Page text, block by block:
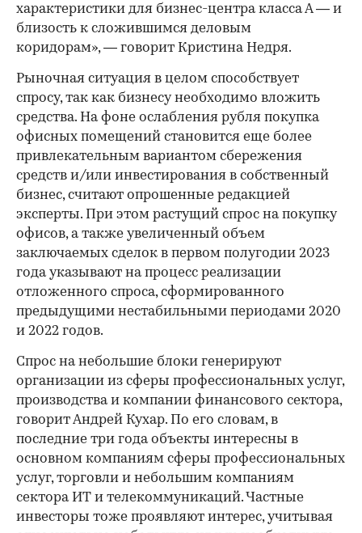
характеристики для бизнес-центра класса А — и
близость к сложившимся деловым
коридорам», — говорит Кристина Недря.
Рыночная ситуация в целом способствует
спросу, так как бизнесу необходимо вложить
средства. На фоне ослабления рубля покупка
офисных помещений становится еще более
привлекательным вариантом сбережения
средств и/или инвестирования в собственный
бизнес, считают опрошенные редакцией
эксперты. При этом растущий спрос на покупку
офисов, а также увеличенный объем
заключаемых сделок в первом полугодии 2023
года указывают на процесс реализации
отложенного спроса, сформированного
предыдущими нестабильными периодами 2020
и 2022 годов.
Спрос на небольшие блоки генерируют
организации из сферы профессиональных услуг,
производства и компании финансового сектора,
говорит Андрей Кухар. По его словам, в
последние три года объекты интересны в
основном компаниям сферы профессиональных
услуг, торговли и небольшим компаниям
сектора ИТ и телекоммуникаций. Частные
инвесторы тоже проявляют интерес, учитывая